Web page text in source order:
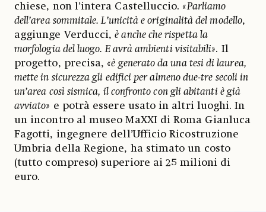
chiese, non l’intera Castelluccio. «Parliamo
dell’area sommitale. L’unicità e originalità del modello,
aggiunge Verducci,è anche che rispetta la
morfologia del luogo. E avrà ambienti visitabili». Il
progetto, precisa, «è generato da una tesi di laurea,
mette in sicurezza gli edifici per almeno due-tre secoli in
un’area così sismica, il confronto con gli abitanti è già
avviato» e potrà essere usato in altri luoghi. In
un incontro al museo MaXXI di Roma Gianluca
Fagotti, ingegnere dell’Ufficio Ricostruzione
Umbria della Regione, ha stimato un costo
(tutto compreso) superiore ai 25 milioni di
euro.